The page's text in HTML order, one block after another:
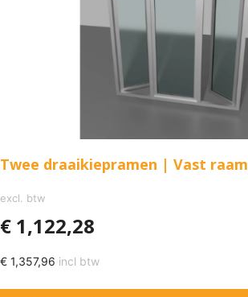
Twee draaikiepramen | Vast raam
excl. btw
€ 1,122,28
€ 1,357,96 incl btw